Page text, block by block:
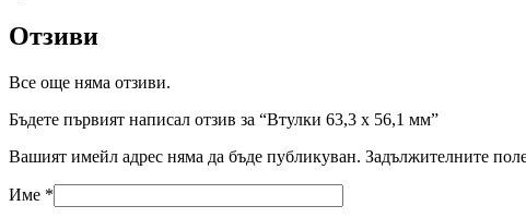
Отзиви
Все още няма отзиви.
Бъдете първият написал отзив за “Втулки 63,3 х 56,1 мм”
Вашият имейл адрес няма да бъде публикуван. Задължителните
Име *